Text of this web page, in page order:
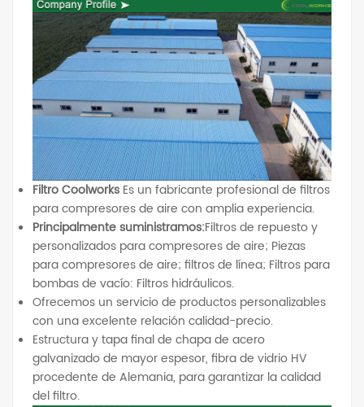
Filtro Coolworks Es un fabricante profesional de filtros
para compresores de aire con amplia experiencia.
Principalmente suministramos:Filtros de repuesto y
personalizados para compresores de aire; Piezas
para compresores de aire; filtros de línea; Filtros para
bombas de vacío: Filtros hidráulicos.
Ofrecemos un servicio de productos personalizables
con una excelente relación calidad-precio.
Estructura y tapa final de chapa de acero
galvanizado de mayor espesor, fibra de vidrio HV
procedente de Alemania, para garantizar la calidad
del filtro.